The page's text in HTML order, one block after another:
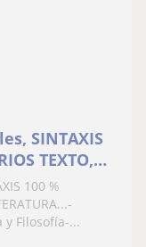
SINTAXIS
TEXTO,
Asi
y
100 %
y Filosofía-...